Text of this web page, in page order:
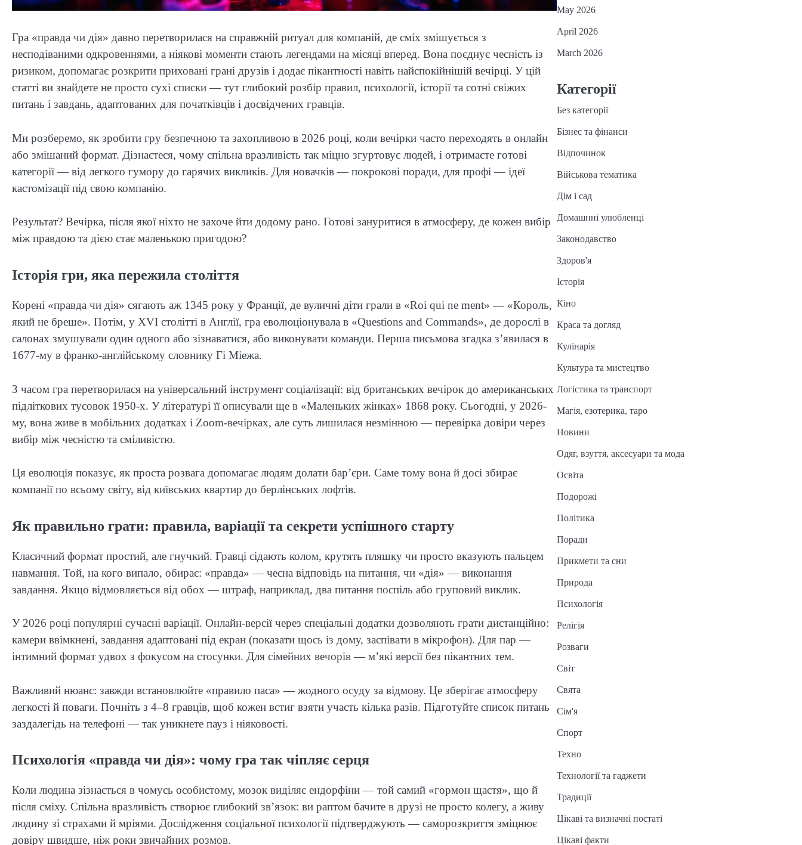
Гра «правда чи дія» давно перетворилася на справжній ритуал для компаній, де сміх змішується з
несподіваними одкровеннями, а ніякові моменти стають легендами на місяці вперед. Вона поєднує чесність із
ризиком, допомагає розкрити приховані грані друзів і додає пікантності навіть найспокійнішій вечірці. У цій
статті ви знайдете не просто сухі списки — тут глибокий розбір правил, психології, історії та сотні свіжих
питань і завдань, адаптованих для початківців і досвідчених гравців.
Ми розберемо, як зробити гру безпечною та захопливою в 2026 році, коли вечірки часто переходять в онлайн
або змішаний формат. Дізнаєтеся, чому спільна вразливість так міцно згуртовує людей, і отримаєте готові
категорії — від легкого гумору до гарячих викликів. Для новачків — покрокові поради, для профі — ідеї
кастомізації під свою компанію.
Результат? Вечірка, після якої ніхто не захоче йти додому рано. Готові зануритися в атмосферу, де кожен вибір
між правдою та дією стає маленькою пригодою?
Історія гри, яка пережила століття
Корені «правда чи дія» сягають аж 1345 року у Франції, де вуличні діти грали в «Roi qui ne ment» — «Король,
який не бреше». Потім, у XVI столітті в Англії, гра еволюціонувала в «Questions and Commands», де дорослі в
салонах змушували один одного або зізнаватися, або виконувати команди. Перша письмова згадка з’явилася в
1677-му в франко-англійському словнику Гі Міежа.
З часом гра перетворилася на універсальний інструмент соціалізації: від британських вечірок до американських
підліткових тусовок 1950-х. У літературі її описували ще в «Маленьких жінках» 1868 року. Сьогодні, у 2026-
му, вона живе в мобільних додатках і Zoom-вечірках, але суть лишилася незмінною — перевірка довіри через
вибір між чесністю та сміливістю.
Ця еволюція показує, як проста розвага допомагає людям долати бар’єри. Саме тому вона й досі збирає
компанії по всьому світу, від київських квартир до берлінських лофтів.
Як правильно грати: правила, варіації та секрети успішного старту
Класичний формат простий, але гнучкий. Гравці сідають колом, крутять пляшку чи просто вказують пальцем
навмання. Той, на кого випало, обирає: «правда» — чесна відповідь на питання, чи «дія» — виконання
завдання. Якщо відмовляється від обох — штраф, наприклад, два питання поспіль або груповий виклик.
У 2026 році популярні сучасні варіації. Онлайн-версії через спеціальні додатки дозволяють грати дистанційно:
камери ввімкнені, завдання адаптовані під екран (показати щось із дому, заспівати в мікрофон). Для пар —
інтимний формат удвох з фокусом на стосунки. Для сімейних вечорів — м’які версії без пікантних тем.
Важливий нюанс: завжди встановлюйте «правило паса» — жодного осуду за відмову. Це зберігає атмосферу
легкості й поваги. Почніть з 4–8 гравців, щоб кожен встиг взяти участь кілька разів. Підготуйте список питань
заздалегідь на телефоні — так уникнете пауз і ніяковості.
Психологія «правда чи дія»: чому гра так чіпляє серця
Коли людина зізнається в чомусь особистому, мозок виділяє ендорфіни — той самий «гормон щастя», що й
після сміху. Спільна вразливість створює глибокий зв’язок: ви раптом бачите в друзі не просто колегу, а живу
людину зі страхами й мріями. Дослідження соціальної психології підтверджують — саморозкриття зміцнює
довіру швидше, ніж роки звичайних розмов.
May 2026
April 2026
March 2026
Категорії
Без категорії
Бізнес та фінанси
Відпочинок
Військова тематика
Дім і сад
Домашнні улюбленці
Законодавство
Здоров'я
Історія
Кіно
Краса та догляд
Кулінарія
Культура та мистецтво
Логістика та транспорт
Магія, езотерика, таро
Новини
Одяг, взуття, аксесуари та мода
Освіта
Подорожі
Політика
Поради
Прикмети та сни
Природа
Психологія
Релігія
Розваги
Світ
Свята
Сім'я
Спорт
Техно
Технології та гаджети
Традиції
Цікаві та визначні постаті
Цікаві факти